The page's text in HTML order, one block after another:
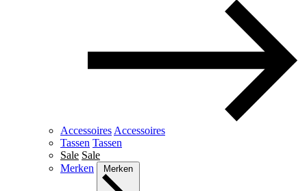
Accessoires Accessoires
Tassen Tassen
Sale Sale
Merken
Merken